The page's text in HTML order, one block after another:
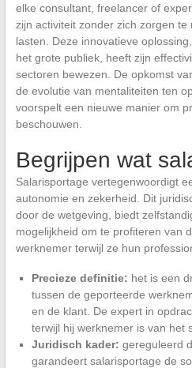
elke consultant, freelancer of
zijn activiteit zonder zich zorgen
lasten. Deze innovatieve
het grote publiek, heeft zijn
sectoren bewezen. De opkomst
de evolutie van mentaliteiten ten
voorspelt een nieuwe manier om
beschouwen.
Begrijpen wat
Salarisportage vertegenwoordigt
autonomie en zekerheid. Dit
door de wetgeving, biedt
mogelijkheid om te profiteren van
werknemer terwijl ze hun
Precieze definitie: het is een
tussen de geporteerde
en de klant. De expert in
terwijl hij werknemer is van het
Juridisch kader: gereguleerd
garandeert salarisportage de